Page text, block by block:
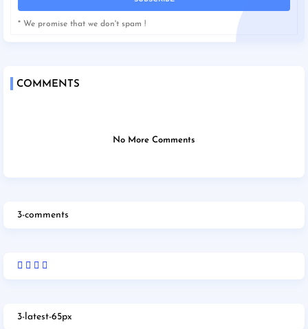
* We promise that we don't spam !
COMMENTS
No More Comments
3-comments
3-latest-65px